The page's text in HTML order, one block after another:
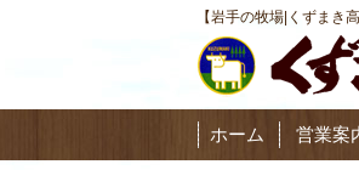
【岩手の牧場|くずまき
ホーム 営業案